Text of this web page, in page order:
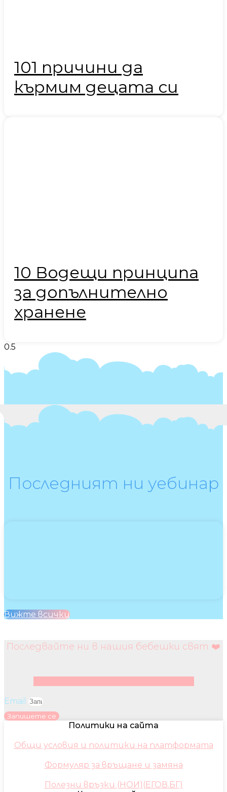
101 причини да
кърмим децата си
10 Водещи принципа
за допълнително
хранене
Последният ни уебинар
Вижте всички
Последвайте ни в нашия бебешки свят ❤️
Email
Запишете се
Политики на сайта
Общи условия и политики на платформата
Формуляр за връщане и замяна
Полезни връзки (НОИ)(ЕГОВ.БГ)